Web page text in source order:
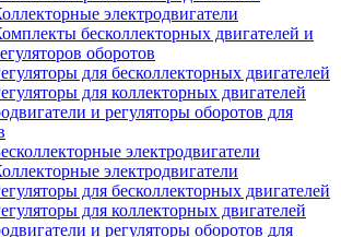
электродвигатели
бесколлекторных двигателей и
оборотов
для бесколлекторных двигателей
для коллекторных двигателей
и регуляторы оборотов для
электродвигатели
электродвигатели
для бесколлекторных двигателей
для коллекторных двигателей
и регуляторы оборотов для